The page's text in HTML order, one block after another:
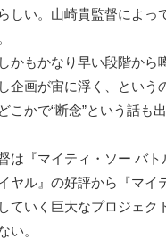
しい。山崎貴監督によ
もかなり早い段階から
企画が宙に浮く、という
かで“断念”という話も
は『マイティ・ソー バ
ヤル』の好評から『マ
ていく巨大なプロジェ
い。